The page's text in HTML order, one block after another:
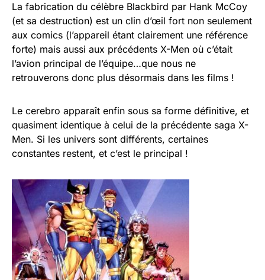
La fabrication du célèbre Blackbird par Hank McCoy
(et sa destruction) est un clin d’œil fort non seulement
aux comics (l’appareil étant clairement une référence
forte) mais aussi aux précédents X-Men où c’était
l’avion principal de l’équipe…que nous ne
retrouverons donc plus désormais dans les films !
Le cerebro apparaît enfin sous sa forme définitive, et
quasiment identique à celui de la précédente saga X-
Men. Si les univers sont différents, certaines
constantes restent, et c’est le principal !